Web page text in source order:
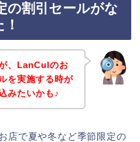
の割引セールがな
、LanCulのお
を実施する時が
みたいかも♪
店で夏や冬など季節限定の